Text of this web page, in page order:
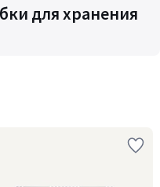
для хранения